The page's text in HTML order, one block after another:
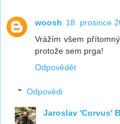
woosh 18. prosince
Vrážím všem
protože sem prga!
Odpovědět
Odpovědi
Jaroslav 'Corvus'